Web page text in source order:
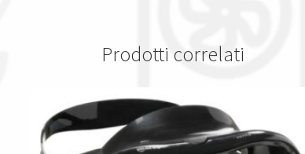
Prodotti correlati